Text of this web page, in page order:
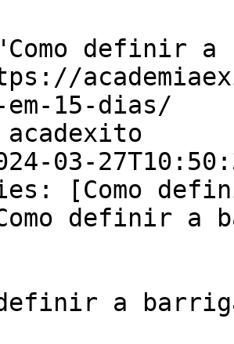
definir a
15-dias/
03-
[Como
definir a
definir a